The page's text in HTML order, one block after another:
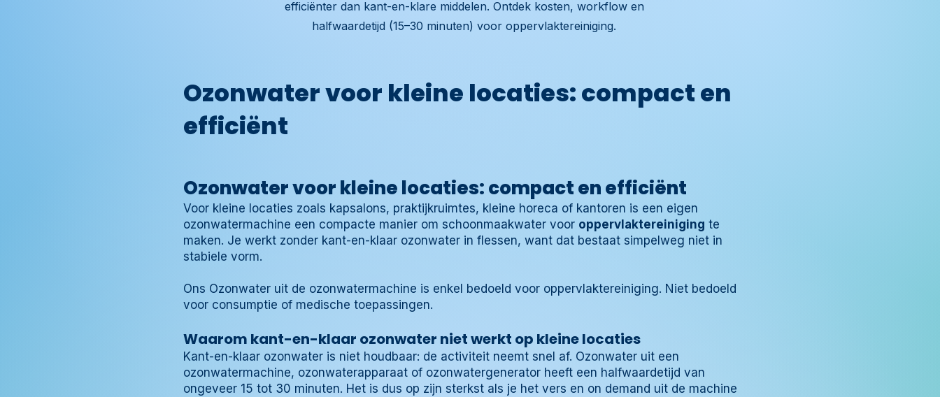
efficiënter dan kant-en-klare middelen. Ontdek kosten, workflow en
halfwaardetijd (15–30 minuten) voor oppervlaktereiniging.
Ozonwater voor kleine locaties: compact en
efficiënt
Ozonwater voor kleine locaties: compact en efficiënt
Voor kleine locaties zoals kapsalons, praktijkruimtes, kleine horeca of kantoren is een eigen
ozonwatermachine een compacte manier om schoonmaakwater voor oppervlaktereiniging te
maken. Je werkt zonder kant-en-klaar ozonwater in flessen, want dat bestaat simpelweg niet in
stabiele vorm.
Ons Ozonwater uit de ozonwatermachine is enkel bedoeld voor oppervlaktereiniging. Niet bedoeld
voor consumptie of medische toepassingen.
Waarom kant-en-klaar ozonwater niet werkt op kleine locaties
Kant-en-klaar ozonwater is niet houdbaar: de activiteit neemt snel af. Ozonwater uit een
ozonwatermachine, ozonwaterapparaat of ozonwatergenerator heeft een halfwaardetijd van
ongeveer 15 tot 30 minuten. Het is dus op zijn sterkst als je het vers en on demand uit de machine